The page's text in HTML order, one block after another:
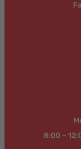
8:00 –